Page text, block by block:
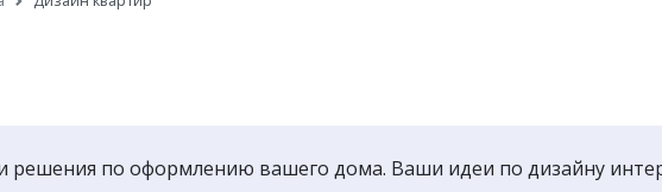
решения по оформлению вашего дома. Ваши идеи по дизайну